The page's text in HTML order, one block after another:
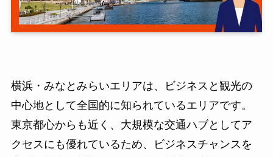
横浜・みなとみらいエリアは、ビジネスと観光の
中心地として全国的に知られているエリアです。
東京都心からも近く、大規模な交通ハブとしてア
クセスにも優れているため、ビジネスチャンスを